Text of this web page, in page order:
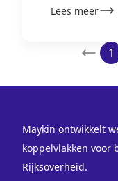
Lees meer
1
Maykin ontwikkelt
koppelvlakken voor
Rijksoverheid.